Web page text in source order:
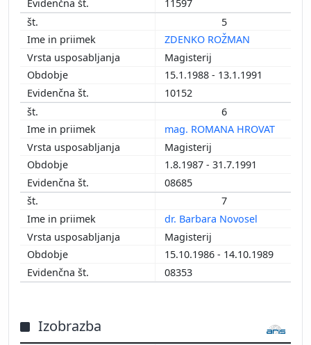
1980
1981
1982
1983
1984
1985
1987
1988
1989
1990
1992
11597
5
ZDENKO ROŽMAN
Magisterij
15.1.1988 - 13.1.1991
10152
6
mag. ROMANA HROVAT
Magisterij
1.8.1987 - 31.7.1991
08685
7
dr. Barbara Novosel
Magisterij
15.10.1986 - 14.10.1989
08353
Izobrazba